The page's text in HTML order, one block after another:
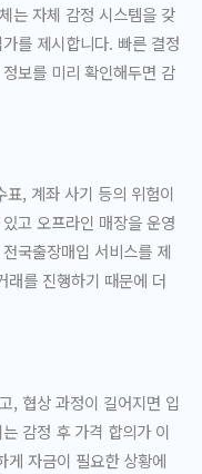
는 자체 감정 시스템을 갖
를 제시합니다. 빠른 결정
보를 미리 확인해두면 감
, 계좌 사기 등의 위험이
고 오프라인 매장을 운영
국출장매입 서비스를 제
래를 진행하기 때문에 더
, 협상 과정이 길어지면 입
감정 후 가격 합의가 이
게 자금이 필요한 상황에